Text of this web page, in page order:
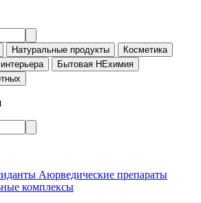
Натуральные продукты
Косметика
Бытовая НЕхимия
Аюрведические препараты
комплексы